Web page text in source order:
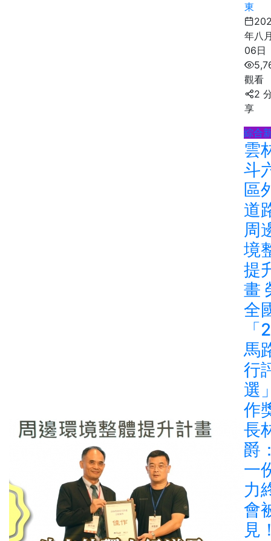
東
年八
06日
觀看
2
享
綜合
雲
斗
區
道
周
境
提
畫
全
馬
行
選
作
長
爵
一
力
會
見